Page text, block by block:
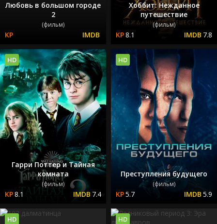
Любовь в большом городе
2
(фильм)
Хоббит: Нежданное
путешествие
(фильм)
8.1 7.8
Гарри Поттер и Тайная
комната
(фильм)
8.1 7.4
HD
Преступления будущего
(фильм)
5.7 5.9
HD
HD HD